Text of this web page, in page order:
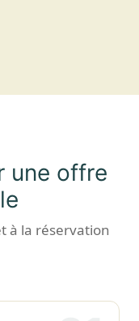
une offre
à la réservation